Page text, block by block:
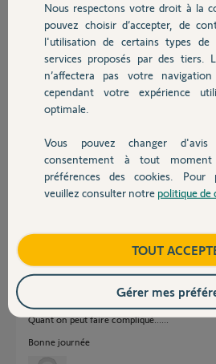
Chauffage
Autres produits
Devis avec un pro
Contact
Joël P.
il y a plus de 2 ans
Participer au fil
Réponses
Déjà le Zigbee 3.0 n'est pas bidirectionnel,
Tahoma.
Prenez connaissance des affections Switch,
Ce n'est pas parce que le protocole Zigbee
dire que vos modules non Somfy le sont.
Vous voulez bien m'expliquer pourquoi ne
VR avec position exacte du volet ?
Quant on peut faire compliqué......
Bonne journée
Nous respectons votre droit à la
pouvez choisir d’accepter, de
l'utilisation de certains types de
services proposés par des tiers.
n’affectera pas votre
cependant votre expérience
optimale.
Vous pouvez changer
consentement à tout
préférences des cookies. Pour
veuillez consulter notre politique de
TOUT
Gérer mes